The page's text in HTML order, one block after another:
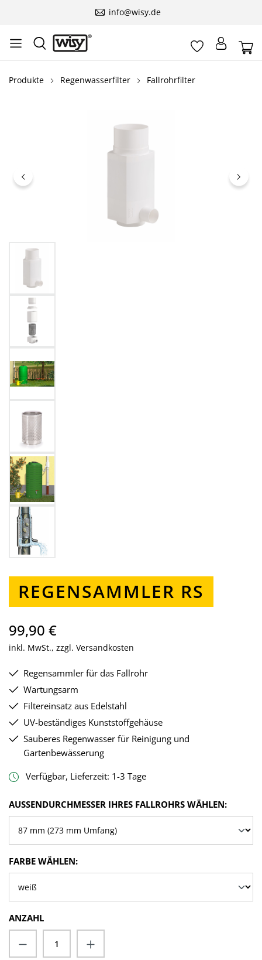
info@wisy.de
Produkte Regenwasserfilter Fallrohrfilter
REGENSAMMLER RS
99,90 €
inkl. MwSt., zzgl. Versandkosten
Regensammler für das Fallrohr
Wartungsarm
Filtereinsatz aus Edelstahl
UV-beständiges Kunststoffgehäuse
Sauberes Regenwasser für Reinigung und
Gartenbewässerung
Verfügbar, Lieferzeit: 1-3 Tage
AUSSENDURCHMESSER IHRES FALLROHRS WÄHLEN:
FARBE WÄHLEN:AUSWÄHLEN
ANZAHL
Produkt Anzahl: Gib den gewünschten